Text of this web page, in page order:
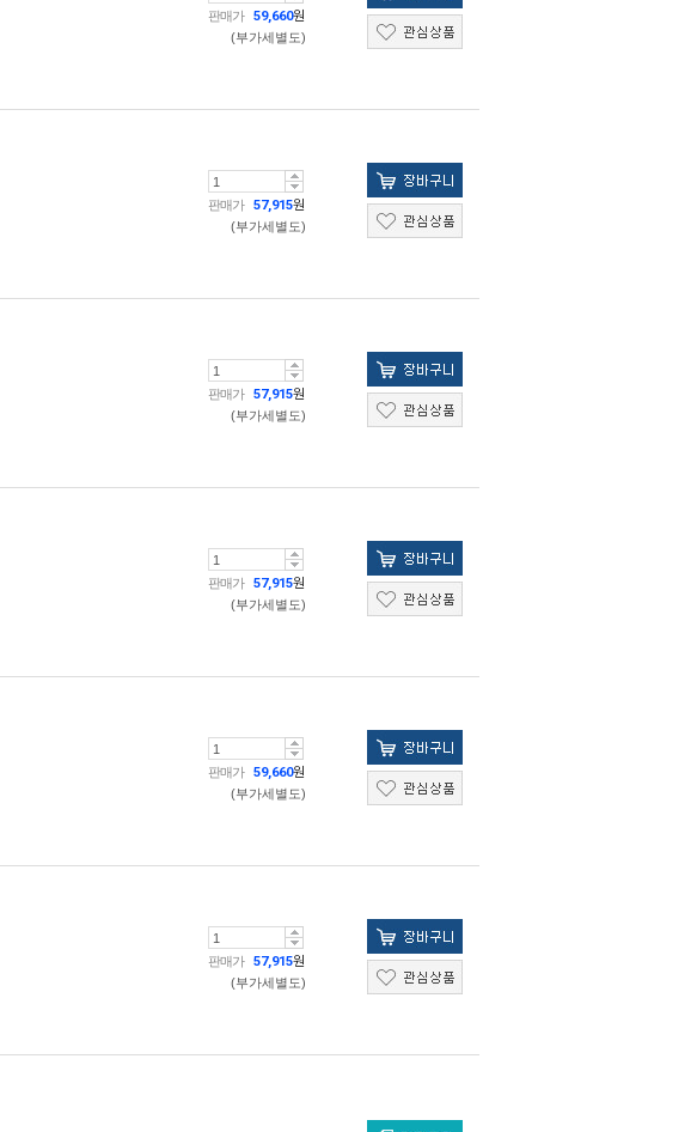
판매가 59,660원
(부가세별도)
판매가 57,915원
(부가세별도)
판매가 57,915원
(부가세별도)
판매가 57,915원
(부가세별도)
판매가 59,660원
(부가세별도)
판매가 57,915원
(부가세별도)